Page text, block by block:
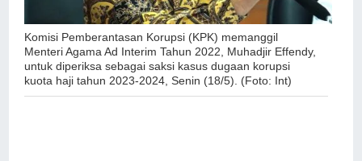
Komisi Pemberantasan Korupsi (KPK) memanggil
Menteri Agama Ad Interim Tahun 2022, Muhadjir Effendy,
untuk diperiksa sebagai saksi kasus dugaan korupsi
kuota haji tahun 2023-2024, Senin (18/5). (Foto: Int)